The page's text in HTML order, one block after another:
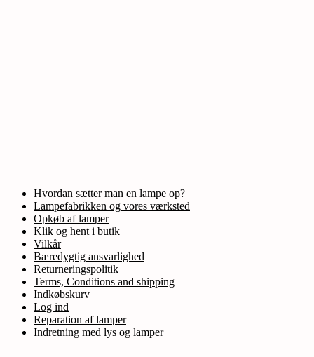
Hvordan sætter man en lampe op?
Lampefabrikken og vores værksted
Opkøb af lamper
Klik og hent i butik
Vilkår
Bæredygtig ansvarlighed
Returneringspolitik
Terms, Conditions and shipping
Indkøbskurv
Log ind
Reparation af lamper
Indretning med lys og lamper